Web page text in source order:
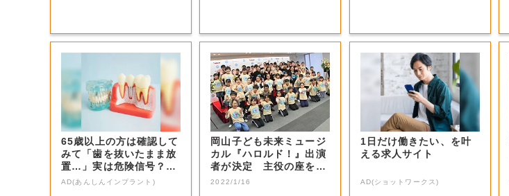
65歳以上の方は確認して
みて「歯を抜いたまま放
置…」実は危険信号？イ
ンプラント始...
AD(あんしんインプラント)
岡山子ども未来ミュージ
カル『ハロルド！』出演
者が決定 主役の座を射
止めた感想は…...
2022/1/16
1日だけ働きたい、を叶
える求人サイト
AD(ショットワークス)